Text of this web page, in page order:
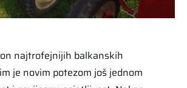
najtrofejnijih balkanskih
je novim potezom još jednom